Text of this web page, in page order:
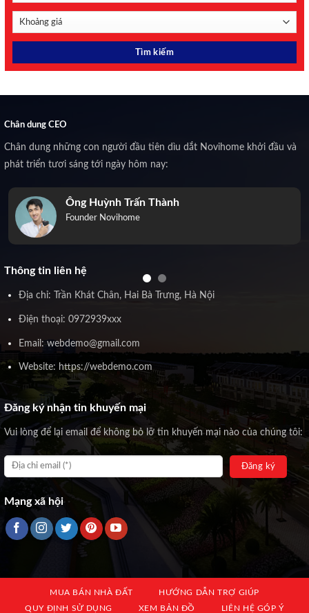
Chân dung CEO
Chân dung những con người đầu tiên dìu dắt Novihome khởi đầu và
phát triển tươi sáng tới ngày hôm nay:
Ông Huỳnh Trấn Thành
Founder Novihome
Thông tin liên hệ
Địa chỉ: Trần Khát Chân, Hai Bà Trưng, Hà Nội
Điện thoại: 0972939xxx
Email: webdemo@gmail.com
Website: https://webdemo.com
Đăng ký nhận tin khuyến mại
Vui lòng để lại email để không bỏ lỡ tin khuyến mại nào của chúng tôi:
Mạng xã hội
MUA BÁN NHÀ ĐẤT
HƯỚNG DẪN TRỢ GIÚP
QUY ĐỊNH SỬ DỤNG
XEM BẢN ĐỒ LIÊN HỆ GÓP Ý